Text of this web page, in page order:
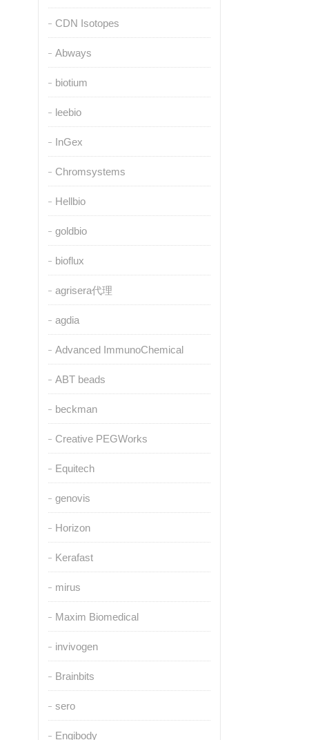
CDN Isotopes
Abways
biotium
leebio
InGex
Chromsystems
Hellbio
goldbio
bioflux
agrisera代理
agdia
Advanced ImmunoChemical
ABT beads
beckman
Creative PEGWorks
Equitech
genovis
Horizon
Kerafast
mirus
Maxim Biomedical
invivogen
Brainbits
sero
Engibody